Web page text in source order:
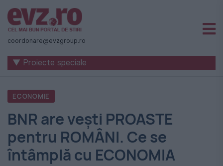
Știri
naționale
internaționale
România
-
Evenimentul
Zilei
coordonare@evzgroup.ro
▼ Proiecte speciale
ECONOMIE
BNR are vești PROASTE
pentru ROMÂNI. Ce se
întâmplă cu ECONOMIA